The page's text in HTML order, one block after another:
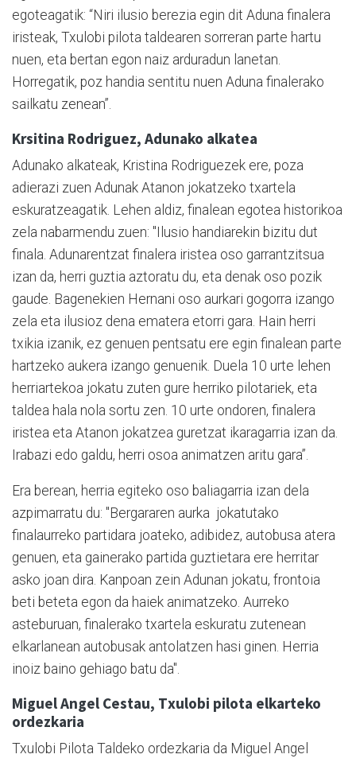
egoteagatik: “Niri ilusio berezia egin dit Aduna finalera
iristeak, Txulobi pilota taldearen sorreran parte hartu
nuen, eta bertan egon naiz arduradun lanetan.
Horregatik, poz handia sentitu nuen Aduna finalerako
sailkatu zenean”.
Krsitina Rodriguez, Adunako alkatea
Adunako alkateak, Kristina Rodriguezek ere, poza
adierazi zuen Adunak Atanon jokatzeko txartela
eskuratzeagatik. Lehen aldiz, finalean egotea historikoa
zela nabarmendu zuen: "Ilusio handiarekin bizitu dut
finala. Adunarentzat finalera iristea oso garrantzitsua
izan da, herri guztia aztoratu du, eta denak oso pozik
gaude. Bagenekien Hernani oso aurkari gogorra izango
zela eta ilusioz dena ematera etorri gara. Hain herri
txikia izanik, ez genuen pentsatu ere egin finalean parte
hartzeko aukera izango genuenik. Duela 10 urte lehen
herriartekoa jokatu zuten gure herriko pilotariek, eta
taldea hala nola sortu zen. 10 urte ondoren, finalera
iristea eta Atanon jokatzea guretzat ikaragarria izan da.
Irabazi edo galdu, herri osoa animatzen aritu gara”.
Era berean, herria egiteko oso baliagarria izan dela
azpimarratu du: "Bergararen aurka jokatutako
finalaurreko partidara joateko, adibidez, autobusa atera
genuen, eta gainerako partida guztietara ere herritar
asko joan dira. Kanpoan zein Adunan jokatu, frontoia
beti beteta egon da haiek animatzeko. Aurreko
asteburuan, finalerako txartela eskuratu zutenean
elkarlanean autobusak antolatzen hasi ginen. Herria
inoiz baino gehiago batu da".
Miguel Angel Cestau, Txulobi pilota elkarteko
ordezkaria
Txulobi Pilota Taldeko ordezkaria da Miguel Angel